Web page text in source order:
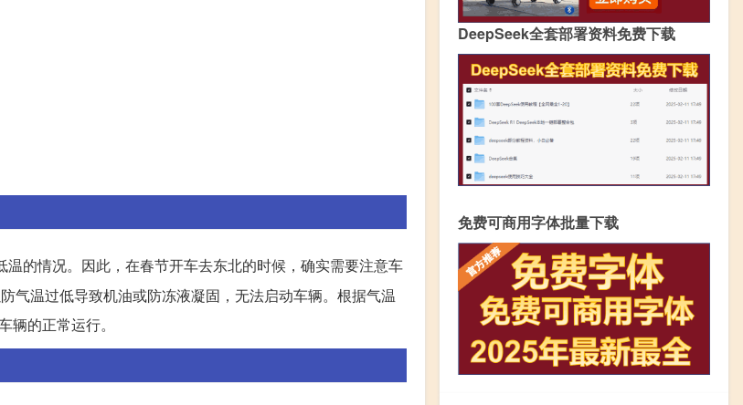
的情况。因此，在春节开车去东北的时候，确实需要注意车
气温过低导致机油或防冻液凝固，无法启动车辆。根据气温
的正常运行。
DeepSeek全套部署资料免费下载
免费可商用字体批量下载